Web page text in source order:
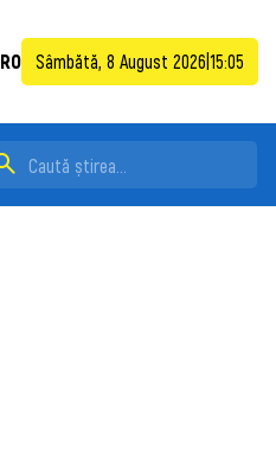
RO Sâmbătă, 8 August 2026 15:05